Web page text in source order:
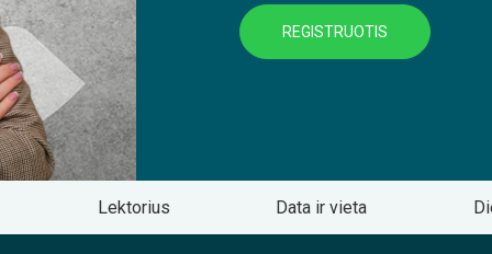
REGISTRUOTIS
Lektorius Data ir vieta